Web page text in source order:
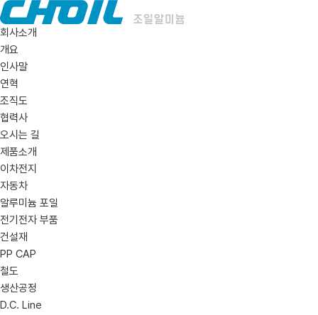
회사소개
개요
인사말
연혁
조직도
협력사
오시는 길
제품소개
이차전지
자동차
알루미늄 포일
전기전자 부품
건설재
PP CAP
철도
생산공정
D.C. Line